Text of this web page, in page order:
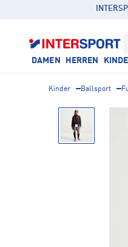
DAMEN HERREN
Kinder Ballsport